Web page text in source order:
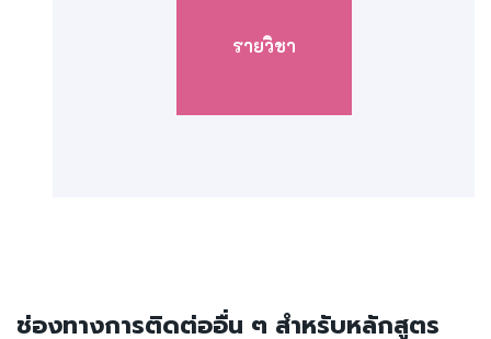
รายวิชา
ช่องทางการติดต่ออื่น ๆ สำหรับหลักสูตร